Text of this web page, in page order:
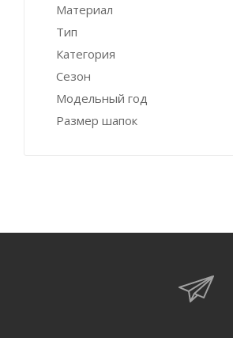
Материал
Тип
Категория
Сезон
Модельный год
Размер шапок